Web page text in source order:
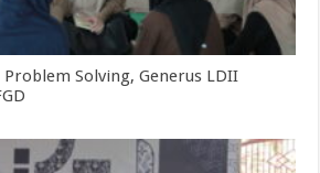
Solving, Generus LDII